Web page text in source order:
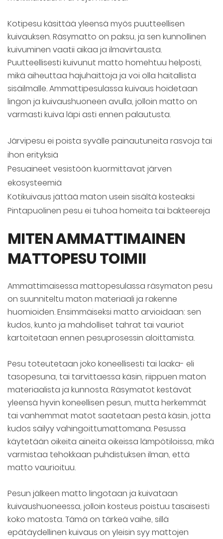
Kotipesu käsittää yleensä myös puutteellisen
kuivauksen. Räsymatto on paksu, ja sen kunnollinen
kuivuminen vaatii aikaa ja ilmavirtausta.
Puutteellisesti kuivunut matto homehtuu helposti,
mikä aiheuttaa hajuhaittoja ja voi olla haitallista
sisäilmalle. Ammattipesulassa kuivaus hoidetaan
lingon ja kuivaushuoneen avulla, jolloin matto on
varmasti kuiva läpi asti ennen palautusta.
Järvipesu ei poista syvälle painautuneita rasvoja tai
ihon erityksiä
Pesuaineet vesistöön kuormittavat järven
ekosysteemiä
Kotikuivaus jättää maton usein sisältä kosteaksi
Pintapuolinen pesu ei tuhoa homeita tai bakteereja
MITEN AMMATTIMAINEN
MATTOPESU TOIMII
Ammattimaisessa mattopesulassa räsymaton pesu
on suunniteltu maton materiaali ja rakenne
huomioiden. Ensimmäiseksi matto arvioidaan: sen
kudos, kunto ja mahdolliset tahrat tai vauriot
kartoitetaan ennen pesuprosessin aloittamista.
Pesu toteutetaan joko koneellisesti tai laaka- eli
tasopesuna, tai tarvittaessa käsin, riippuen maton
materiaalista ja kunnosta. Räsymatot kestävät
yleensä hyvin koneellisen pesun, mutta herkemmät
tai vanhemmat matot saatetaan pestä käsin, jotta
kudos säilyy vahingoittumattomana. Pesussa
käytetään oikeita aineita oikeissa lämpötiloissa, mikä
varmistaa tehokkaan puhdistuksen ilman, että
matto vaurioituu.
Pesun jälkeen matto lingotaan ja kuivataan
kuivaushuoneessa, jolloin kosteus poistuu tasaisesti
koko matosta. Tämä on tärkeä vaihe, sillä
epätäydellinen kuivaus on yleisin syy mattojen